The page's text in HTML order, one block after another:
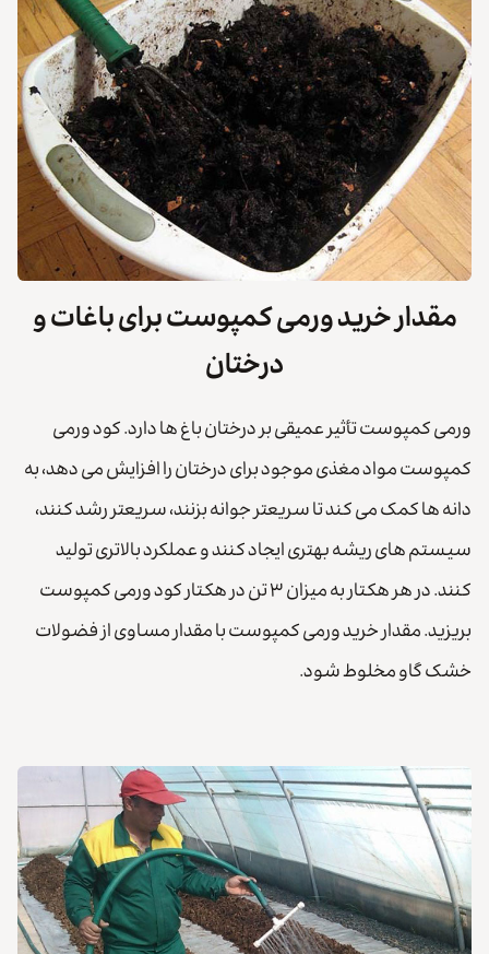
مقدار خرید ورمی کمپوست برای باغات و
درختان
ورمی کمپوست تأثیر عمیقی بر درختان باغ ها دارد. کود ورمی
کمپوست مواد مغذی موجود برای درختان را افزایش می دهد، به
دانه ها کمک می کند تا سریعتر جوانه بزنند، سریعتر رشد کنند،
سیستم های ریشه بهتری ایجاد کنند و عملکرد بالاتری تولید
کنند. در هر هکتار به میزان ۳ تن در هکتار کود ورمی کمپوست
بریزید. مقدار خرید ورمی کمپوست با مقدار مساوی از فضولات
خشک گاو مخلوط شود.